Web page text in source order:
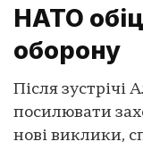
НАТО
оборону
Після зустрічі
посилювати
нові виклики,